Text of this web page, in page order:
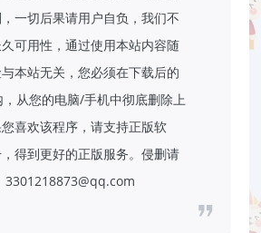
一切后果请用户自负，我们不
可用性，通过使用本站内容随
本站无关，您必须在下载后的
从您的电脑/手机中彻底删除上
喜欢该程序，请支持正版软
得到更好的正版服务。侵删请
3301218873@qq.com